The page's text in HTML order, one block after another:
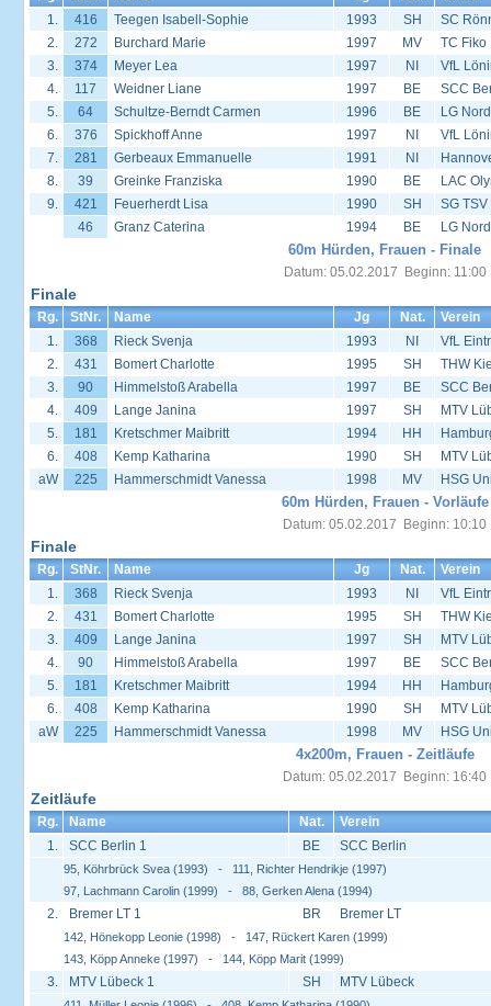
1.
416 Teegen Isabell-Sophie 1993 SH
SC
2.
272 Burchard Marie 1997 MV
TC Fiko
3.
374 Meyer Lea 1997 NI
VfL
4.
117 Weidner Liane 1997 BE
SCC
5.
64 Schultze-Berndt Carmen 1996 BE
LG
6.
376 Spickhoff Anne 1997 NI
VfL
7.
281 Gerbeaux Emmanuelle 1991 NI
8.
39 Greinke Franziska 1990 BE
LAC
9.
421 Feuerherdt Lisa 1990 SH
SG
46
Granz Caterina 1994 BE LG
60m Hürden, Frauen - Finale
Datum: 05.02.2017 Beginn: 11:00
Finale
Rg. StNr. Name Jg Nat.
Verein
1.
368 Rieck Svenja 1993 NI
VfL
2.
431 Bomert Charlotte 1995 SH
THW
3.
90 Himmelstoß Arabella 1997 BE
SCC
4.
409 Lange Janina 1997 SH
MTV
5.
181 Kretschmer Maibritt 1994 HH
6.
408 Kemp Katharina 1990 SH
MTV
aW
225 Hammerschmidt Vanessa 1998 MV HSG
60m Hürden, Frauen - Vorläufe
Datum: 05.02.2017 Beginn: 10:10
Finale
Rg. StNr. Name Jg Nat.
Verein
1.
368 Rieck Svenja 1993 NI
VfL
2.
431 Bomert Charlotte 1995 SH
THW
3.
409 Lange Janina 1997 SH
MTV
4.
90 Himmelstoß Arabella 1997 BE
SCC
5.
181 Kretschmer Maibritt 1994 HH
6.
408 Kemp Katharina 1990 SH
MTV
aW
225 Hammerschmidt Vanessa 1998 MV HSG
4x200m, Frauen - Zeitläufe
Datum: 05.02.2017 Beginn: 16:40
Zeitläufe
Rg. Name Nat.
Verein
1.
SCC Berlin 1 BE SCC Berlin
95, Köhrbrück Svea (1993) - 111, Richter Hendrikje (1997)
97, Lachmann Carolin (1999) - 88, Gerken Alena (1994)
2. Bremer LT 1 BR Bremer LT
142, Hönekopp Leonie (1998) - 147, Rückert Karen (1999)
143, Köpp Anneke (1997) - 144, Köpp Marit (1999)
3. MTV Lübeck 1 SH MTV Lübeck